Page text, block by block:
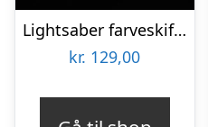
Lightsaber farveskiftende krus
kr. 129,00